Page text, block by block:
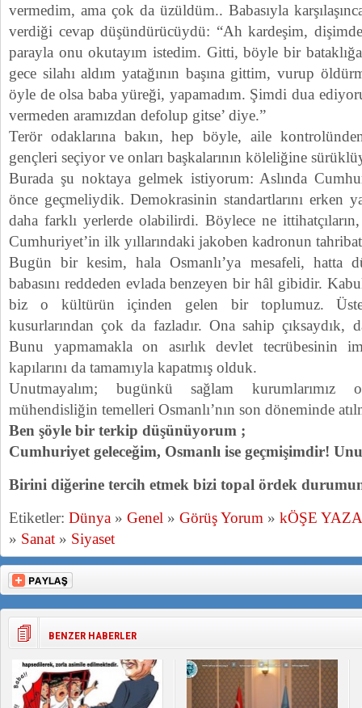
vermedim, ama çok da üzüldüm.. Babasıyla
verdiği cevap düşündürücüydü: “Ah kardeşim,
parayla onu okutayım istedim. Gitti, böyle bir
gece silahı aldım yatağının başına gittim, vurup
öyle de olsa baba yüreği, yapamadım. Şimdi dua
vermeden aramızdan defolup gitse’ diye.”
Terör odaklarına bakın, hep böyle, aile
gençleri seçiyor ve onları başkalarının köleliğine
Burada şu noktaya gelmek istiyorum: Aslında
önce geçmeliydik. Demokrasinin standartlarını erken
daha farklı yerlerde olabilirdi. Böylece ne
Cumhuriyet’in ilk yıllarındaki jakoben kadronun
Bugün bir kesim, hala Osmanlı’ya mesafeli, hatta
babasını reddeden evlada benzeyen bir hâl gibidir.
biz o kültürün içinden gelen bir toplumuz.
kusurlarından çok da fazladır. Ona sahip çıksaydık,
Bunu yapmamakla on asırlık devlet tecrübesinin
kapılarını da tamamıyla kapatmış olduk.
Unutmayalım; bugünkü sağlam kurumlarımız
mühendisliğin temelleri Osmanlı’nın son döneminde
Ben şöyle bir terkip düşünüyorum ;
Cumhuriyet geleceğim, Osmanlı ise geçmişimdir!
Birini diğerine tercih etmek bizi topal ördek
Etiketler: Dünya » Genel » Görüş Yorum » kÖŞE
» Sanat » Siyaset
BENZER HABERLER